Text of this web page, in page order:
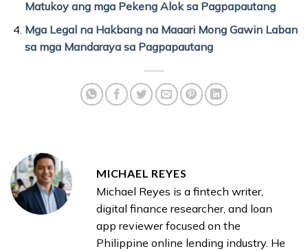
Matukoy ang mga Pekeng Alok sa Pagpapautang
Mga Legal na Hakbang na Maaari Mong Gawin Laban
sa mga Mandaraya sa Pagpapautang
MICHAEL REYES
Michael Reyes is a fintech writer,
digital finance researcher, and loan
app reviewer focused on the
Philippine online lending industry. He